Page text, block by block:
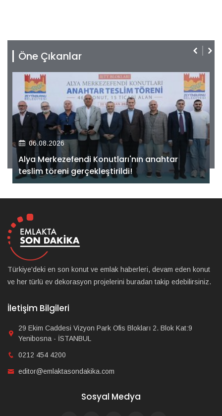
Öne Çıkanlar
06.08.2026
Alya Merkezefendi Konutları'nın anahtar
teslim töreni gerçekleştirildi!
Türkiye'deki en son konut ve emlak haberleri, devam eden konut
ve her türlü ev dekorasyon projelerini buradan takip edebilirsiniz.
İletişim Bilgileri
29 Ekim Caddesi Vizyon Park Ofis Blokları 2. Blok Kat:9
Yenibosna - İSTANBUL
0212 454 4200
editor@emlaktasondakika.com
Sosyal Medya